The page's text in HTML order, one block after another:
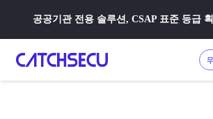
공공기관 전용 솔루션, CSAP 표준 등급